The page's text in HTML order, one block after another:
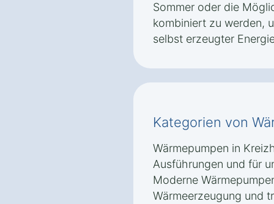
Sommer oder die
kombiniert zu werden,
selbst erzeugter
Kategorien von
Wärmepumpen in
Ausführungen und für
Moderne
Wärmeerzeugung und